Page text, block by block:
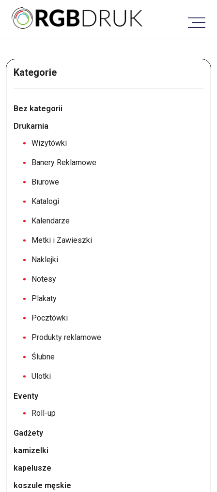
content
Kategorie
Bez kategorii
Drukarnia
Wizytówki
Banery Reklamowe
Biurowe
Katalogi
Kalendarze
Metki i Zawieszki
Naklejki
Notesy
Plakaty
Pocztówki
Produkty reklamowe
Ślubne
Ulotki
Eventy
Roll-up
Gadżety
kamizelki
kapelusze
koszule męskie